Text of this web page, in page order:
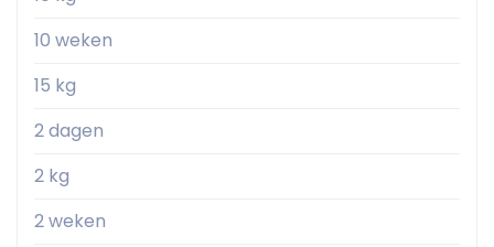
10 weken
15 kg
2 dagen
2 kg
2 weken